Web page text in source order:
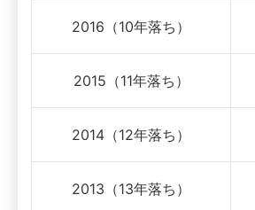
2016（10年落ち）
2015（11年落ち）
2014（12年落ち）
2013（13年落ち）